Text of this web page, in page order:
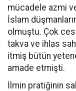
mücadele azmi
İslam
olmuştu. Çok
takva ve ihlas
itmiş bütün
amade etmişti.
İlmin pratiğinin